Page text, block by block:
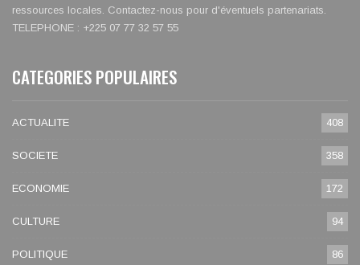
ressources locales. Contactez-nous pour d'éventuels partenariats.
TELEPHONE : +225 07 77 32 57 55
CATEGORIES POPULAIRES
ACTUALITE 408
SOCIETE 358
ECONOMIE 172
CULTURE 94
POLITIQUE 86